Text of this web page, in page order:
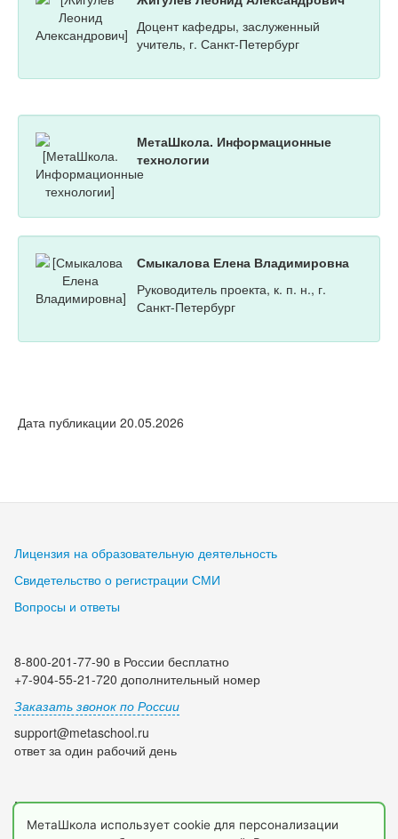
Доцент кафедры, заслуженный
учитель, г. Санкт-Петербург
МетаШкола. Информационные
технологии
Смыкалова Елена Владимировна
Руководитель проекта, к. п. н., г.
Санкт-Петербург
Дата публикации 20.05.2026
Лицензия на образовательную деятельность
Свидетельство о регистрации СМИ
Вопросы и ответы
8-800-201-77-90 в России бесплатно
+7-904-55-21-720 дополнительный номер
Заказать звонок по России
support@metaschool.ru
ответ за один рабочий день
Мы в социальных сетях:
МетаШкола использует cookie для персонализации